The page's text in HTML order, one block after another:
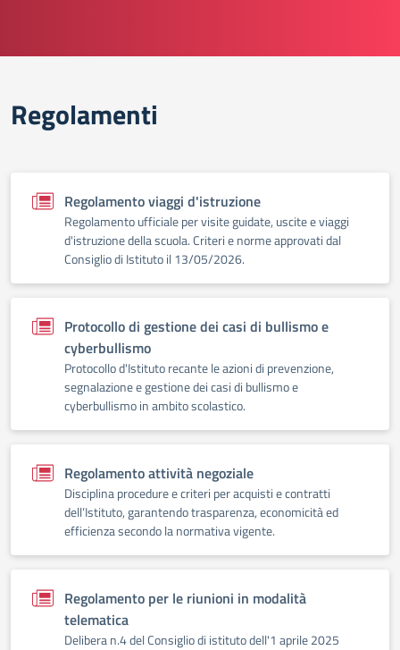
Regolamenti
Regolamento viaggi d'istruzione
Regolamento ufficiale per visite guidate, uscite e viaggi
d'istruzione della scuola. Criteri e norme approvati dal
Consiglio di Istituto il 13/05/2026.
Protocollo di gestione dei casi di bullismo e
cyberbullismo
Protocollo d'Istituto recante le azioni di prevenzione,
segnalazione e gestione dei casi di bullismo e
cyberbullismo in ambito scolastico.
Regolamento attività negoziale
Disciplina procedure e criteri per acquisti e contratti
dell’Istituto, garantendo trasparenza, economicità ed
efficienza secondo la normativa vigente.
Regolamento per le riunioni in modalità
telematica
Delibera n.4 del Consiglio di istituto dell'1 aprile 2025